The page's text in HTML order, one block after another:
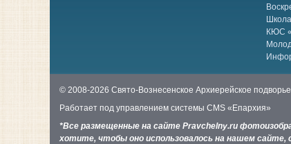
КЮС
© 2008-2026 Свято-Вознесенское Архиерейское
Работает под управлением системы CMS «Епархия»
*Все размещенные на сайте Pravchelny.ru
хотите, чтобы оно использовалось на нашем сайте,